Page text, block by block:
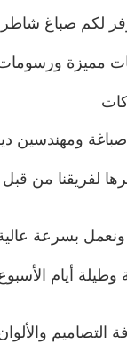
لكم صباغ
مميزة
ومهندسين
لفريقنا من قبل
بسرعة
نلبي طلباتكم على مدار 24 ساعة